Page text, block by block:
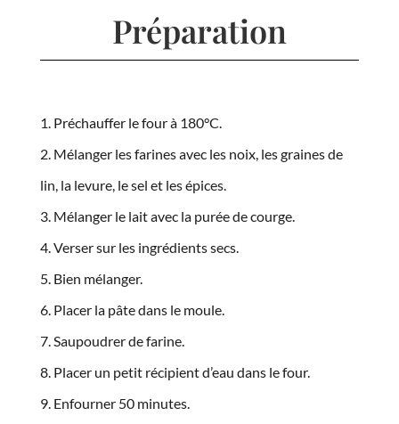
Préparation
Préchauffer le four à 180°C.
Mélanger les farines avec les noix, les graines de
lin, la levure, le sel et les épices.
Mélanger le lait avec la purée de courge.
Verser sur les ingrédients secs.
Bien mélanger.
Placer la pâte dans le moule.
Saupoudrer de farine.
Placer un petit récipient d’eau dans le four.
Enfourner 50 minutes.